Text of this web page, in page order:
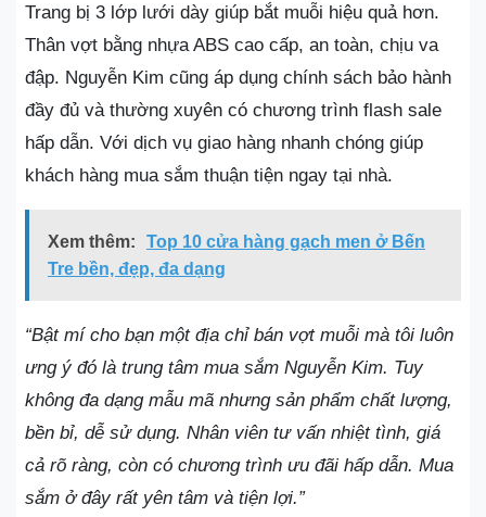
Trang bị 3 lớp lưới dày giúp bắt muỗi hiệu quả hơn.
Thân vợt bằng nhựa ABS cao cấp, an toàn, chịu va
đập. Nguyễn Kim cũng áp dụng chính sách bảo hành
đầy đủ và thường xuyên có chương trình flash sale
hấp dẫn. Với dịch vụ giao hàng nhanh chóng giúp
khách hàng mua sắm thuận tiện ngay tại nhà.
Xem thêm:
Top 10 cửa hàng gạch men ở Bến
Tre bền, đẹp, đa dạng
“Bật mí cho bạn một địa chỉ bán vợt muỗi mà tôi luôn
ưng ý đó là trung tâm mua sắm Nguyễn Kim. Tuy
không đa dạng mẫu mã nhưng sản phẩm chất lượng,
bền bỉ, dễ sử dụng. Nhân viên tư vấn nhiệt tình, giá
cả rõ ràng, còn có chương trình ưu đãi hấp dẫn. Mua
sắm ở đây rất yên tâm và tiện lợi.”